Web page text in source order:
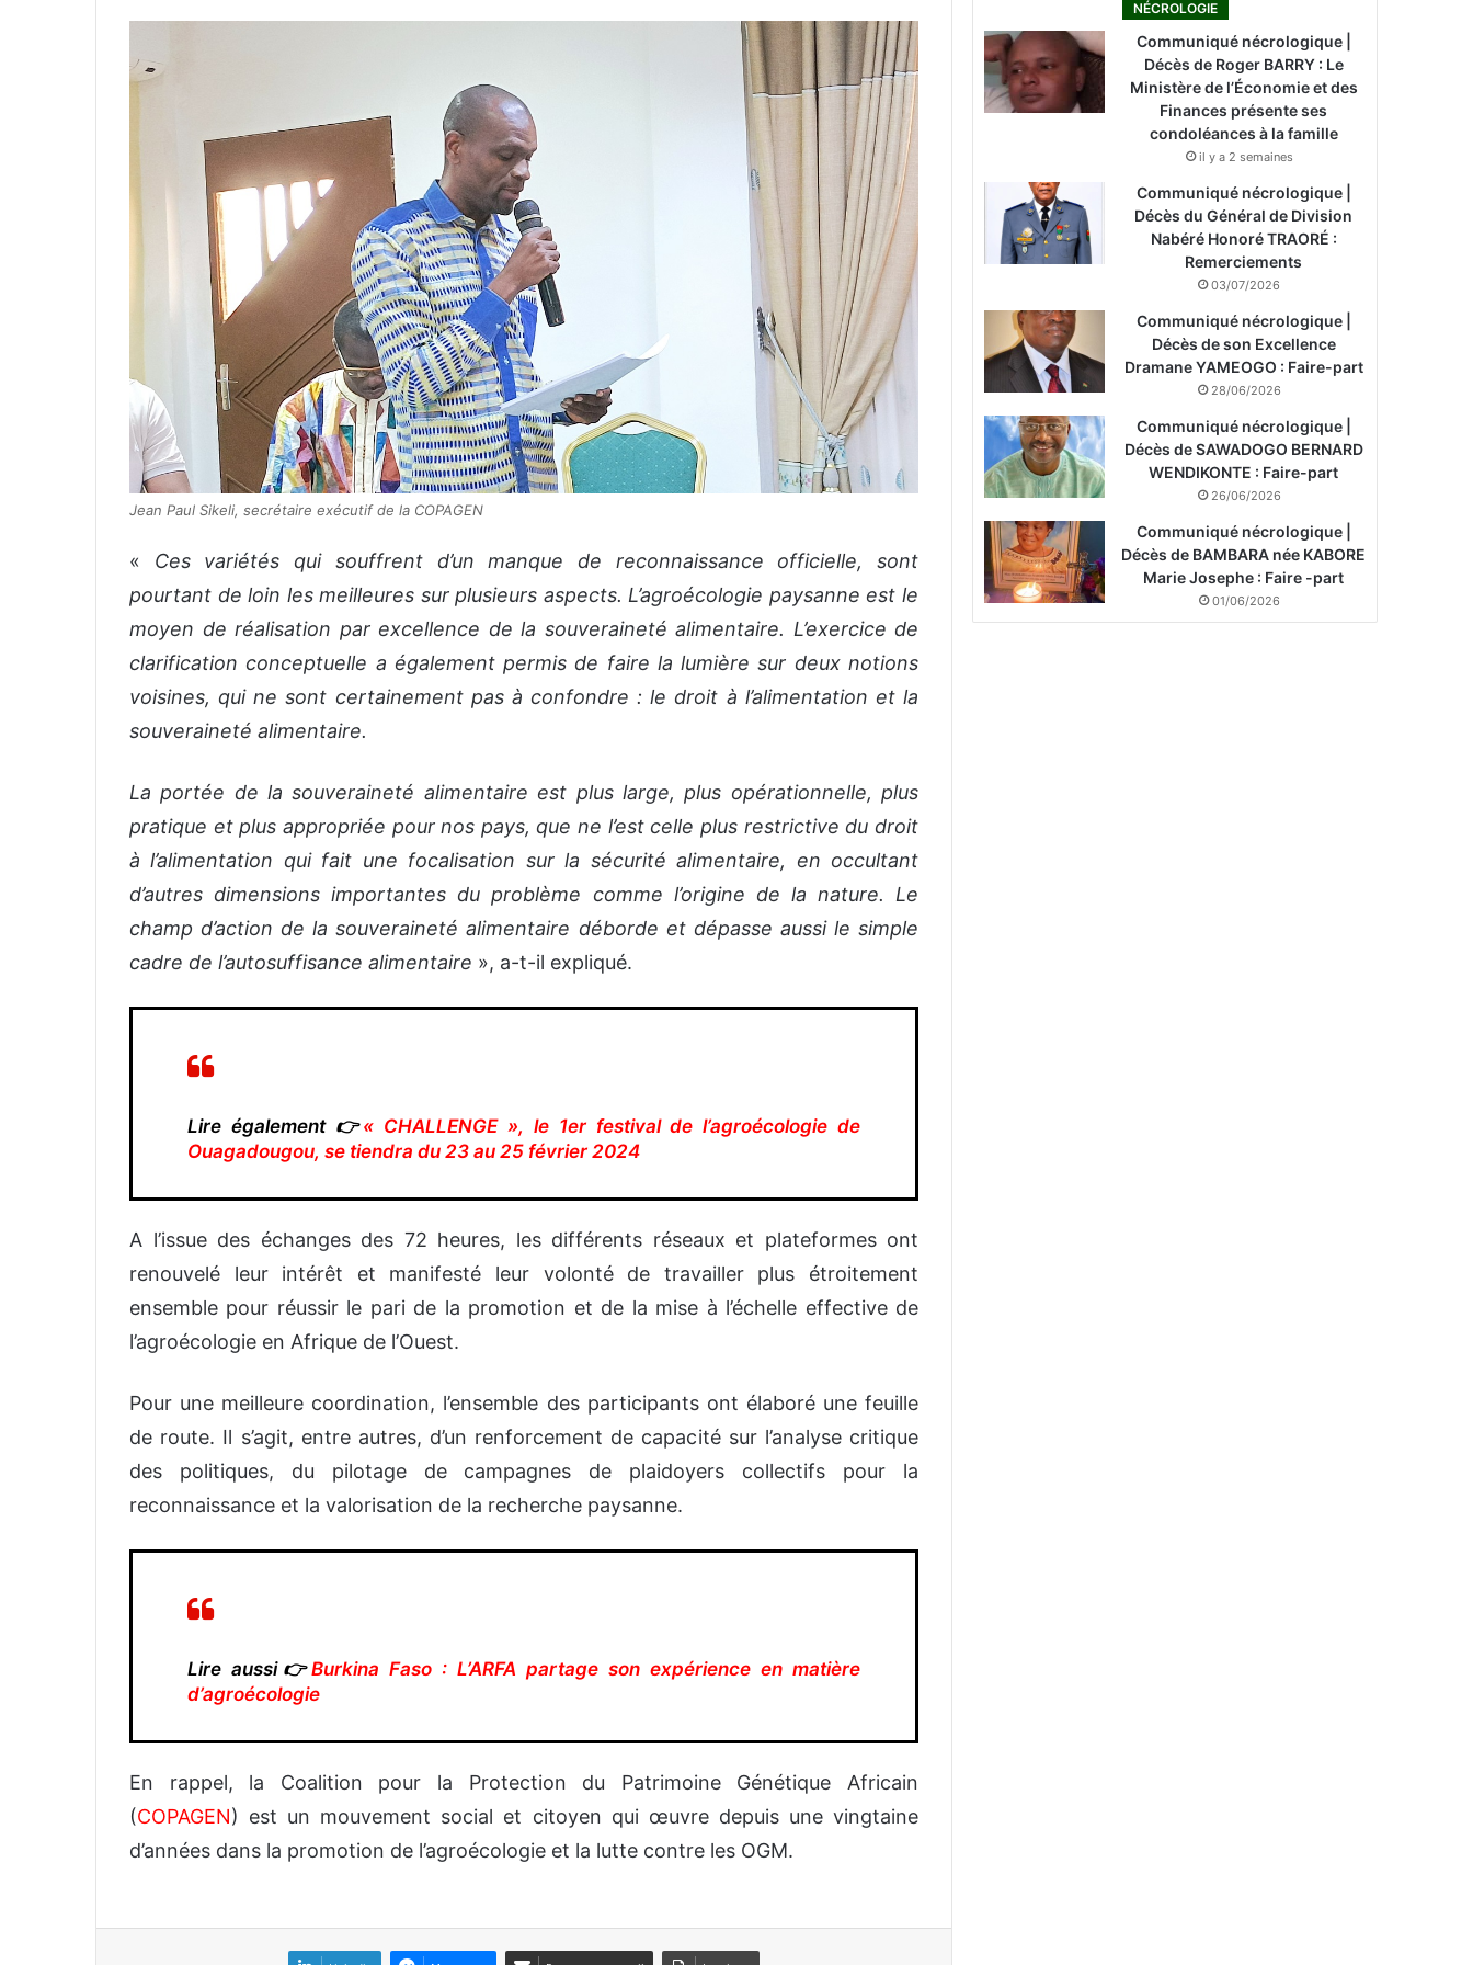
Jean Paul Sikeli, secrétaire exécutif de la COPAGEN
« Ces variétés qui souffrent d’un manque de reconnaissance officielle, sont
pourtant de loin les meilleures sur plusieurs aspects. L’agroécologie paysanne est le
moyen de réalisation par excellence de la souveraineté alimentaire. L’exercice de
clarification conceptuelle a également permis de faire la lumière sur deux notions
voisines, qui ne sont certainement pas à confondre : le droit à l’alimentation et la
souveraineté alimentaire.
La portée de la souveraineté alimentaire est plus large, plus opérationnelle, plus
pratique et plus appropriée pour nos pays, que ne l’est celle plus restrictive du droit
à l’alimentation qui fait une focalisation sur la sécurité alimentaire, en occultant
d’autres dimensions importantes du problème comme l’origine de la nature. Le
champ d’action de la souveraineté alimentaire déborde et dépasse aussi le simple
cadre de l’autosuffisance alimentaire », a-t-il expliqué.
Lire également 👉« CHALLENGE », le 1er festival de l’agroécologie de
Ouagadougou, se tiendra du 23 au 25 février 2024
A l’issue des échanges des 72 heures, les différents réseaux et plateformes ont
renouvelé leur intérêt et manifesté leur volonté de travailler plus étroitement
ensemble pour réussir le pari de la promotion et de la mise à l’échelle effective de
l’agroécologie en Afrique de l’Ouest.
Pour une meilleure coordination, l’ensemble des participants ont élaboré une feuille
de route. Il s’agit, entre autres, d’un renforcement de capacité sur l’analyse critique
des politiques, du pilotage de campagnes de plaidoyers collectifs pour la
reconnaissance et la valorisation de la recherche paysanne.
Lire aussi👉Burkina Faso : L’ARFA partage son expérience en matière
d’agroécologie
En rappel, la Coalition pour la Protection du Patrimoine Génétique Africain
(COPAGEN) est un mouvement social et citoyen qui œuvre depuis une vingtaine
d’années dans la promotion de l’agroécologie et la lutte contre les OGM.
NÉCROLOGIE
Communiqué nécrologique |
Décès de Roger BARRY : Le
Ministère de l’Économie et des
Finances présente ses
condoléances à la famille
il y a 2 semaines
Communiqué nécrologique |
Décès du Général de Division
Nabéré Honoré TRAORÉ :
Remerciements
03/07/2026
Communiqué nécrologique |
Décès de son Excellence
Dramane YAMEOGO : Faire-part
28/06/2026
Communiqué nécrologique |
Décès de SAWADOGO BERNARD
WENDIKONTE : Faire-part
26/06/2026
Communiqué nécrologique |
Décès de BAMBARA née KABORE
Marie Josephe : Faire -part
01/06/2026